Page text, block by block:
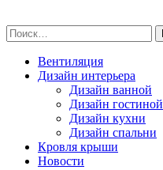
Найти:
Вентиляция
Дизайн интерьера
Дизайн ванной
Дизайн гостиной
Дизайн кухни
Дизайн спальни
Кровля крыши
Новости